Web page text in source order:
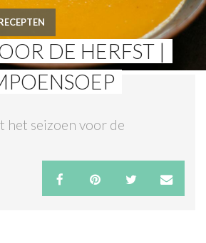
DE HERFST |
het seizoen voor de